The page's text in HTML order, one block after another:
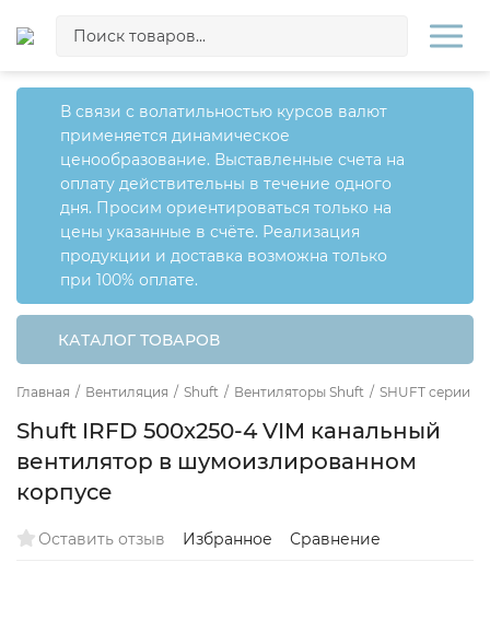
В связи с волатильностью курсов валют
применяется динамическое
ценообразование. Выставленные счета на
оплату действительны в течение одного
дня. Просим ориентироваться только на
цены указанные в счёте. Реализация
продукции и доставка возможна только
при 100% оплате.
КАТАЛОГ ТОВАРОВ
Главная / Вентиляция / Shuft / Вентиляторы Shuft / SHUFT серии
Shuft IRFD 500x250-4 VIM канальный
вентилятор в шумоизлированном
корпусе
Оставить отзыв Избранное Сравнение